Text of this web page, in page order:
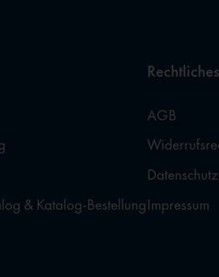
& Katalog-Bestellung
Rechtliches
AGB
Impressum